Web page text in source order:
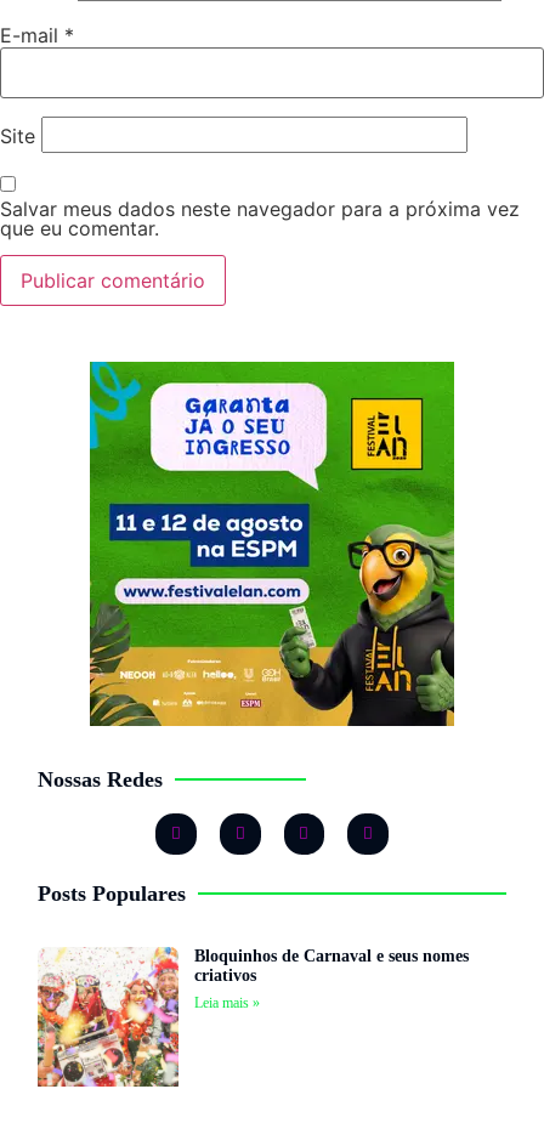
E-mail *
Site
Salvar meus dados neste navegador para a próxima vez
que eu comentar.
Nossas Redes
Posts Populares
Bloquinhos de Carnaval e seus nomes
criativos
Leia mais »